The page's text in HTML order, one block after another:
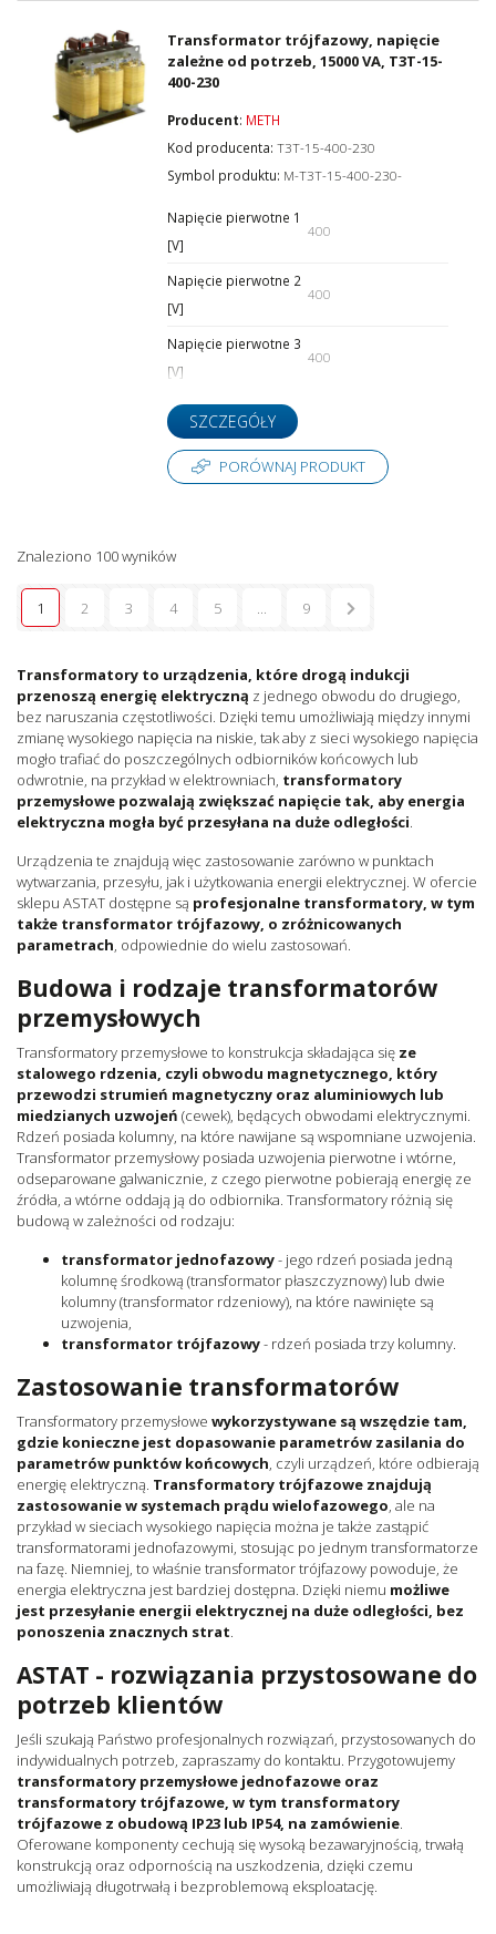
Transformator trójfazowy, napięcie
zależne od potrzeb, 15000 VA, T3T-15-
400-230
Producent: METH
Kod producenta:T3T-15-400-230
Symbol produktu: M-T3T-15-400-230-
Napięcie pierwotne 1
[V]
400
Napięcie pierwotne 2
[V]
400
Napięcie pierwotne 3
[V]
400
SZCZEGÓŁY
PORÓWNAJ PRODUKT
Znaleziono 100 wyników
1 2 3 4 5 9
Transformatory to urządzenia, które drogą indukcji
przenoszą energię elektryczną z jednego obwodu do drugiego,
bez naruszania częstotliwości. Dzięki temu umożliwiają między innymi
zmianę wysokiego napięcia na niskie, tak aby z sieci wysokiego napięcia
mogło trafiać do poszczególnych odbiorników końcowych lub
odwrotnie, na przykład w elektrowniach, transformatory
przemysłowe pozwalają zwiększać napięcie tak, aby energia
elektryczna mogła być przesyłana na duże odległości
Urządzenia te znajdują więc zastosowanie zarówno w punktach
wytwarzania, przesyłu, jak i użytkowania energii elektrycznej. W ofercie
sklepu ASTAT dostępne są profesjonalne transformatory, w tym
także transformator trójfazowy, o zróżnicowanych
parametrach , odpowiednie do wielu zastosowań.
Budowa i rodzaje transformatorów
przemysłowych
Transformatory przemysłowe to konstrukcja składająca się ze
stalowego rdzenia, czyli obwodu magnetycznego, który
przewodzi strumień magnetyczny oraz aluminiowych lub
miedzianych uzwojeń (cewek), będących obwodami elektrycznymi.
Rdzeń posiada kolumny, na które nawijane są wspomniane uzwojenia.
Transformator przemysłowy posiada uzwojenia pierwotne i wtórne,
odseparowane galwanicznie, z czego pierwotne pobierają energię ze
źródła, a wtórne oddają ją do odbiornika. Transformatory różnią się
budową w zależności od rodzaju:
transformator jednofazowy- jego rdzeń posiada jedną
kolumnę środkową (transformator płaszczyznowy) lub dwie
kolumny (transformator rdzeniowy), na które nawinięte są
uzwojenia,
transformator trójfazowy- rdzeń posiada trzy kolumny.
Zastosowanie transformatorów
Transformatory przemysłowe wykorzystywane są wszędzie tam,
gdzie konieczne jest dopasowanie parametrów zasilania do
parametrów punktów końcowych , czyli urządzeń, które odbierają
energię elektryczną. Transformatory trójfazowe znajdują
zastosowanie w systemach prądu wielofazowego , ale na
przykład w sieciach wysokiego napięcia można je także zastąpić
transformatorami jednofazowymi, stosując po jednym transformatorze
na fazę. Niemniej, to właśnie transformator trójfazowy powoduje, że
energia elektryczna jest bardziej dostępna. Dzięki niemu możliwe
jest przesyłanie energii elektrycznej na duże odległości, bez
ponoszenia znacznych strat
ASTAT - rozwiązania przystosowane do
potrzeb klientów
Jeśli szukają Państwo profesjonalnych rozwiązań, przystosowanych do
indywidualnych potrzeb, zapraszamy do kontaktu. Przygotowujemy
transformatory przemysłowe jednofazowe oraz
transformatory trójfazowe, w tym transformatory
trójfazowe z obudową IP23 lub IP54, na zamówienie
Oferowane komponenty cechują się wysoką bezawaryjnością, trwałą
konstrukcją oraz odpornością na uszkodzenia, dzięki czemu
umożliwiają długotrwałą i bezproblemową eksploatację.